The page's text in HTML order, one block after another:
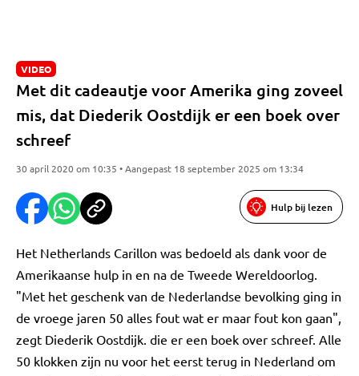
VIDEO
Met dit cadeautje voor Amerika ging zoveel
mis, dat Diederik Oostdijk er een boek over
schreef
30 april 2020 om 10:35 • Aangepast 18 september 2025 om 13:34
Hulp bij lezen
Het Netherlands Carillon was bedoeld als dank voor de
Amerikaanse hulp in en na de Tweede Wereldoorlog.
"Met het geschenk van de Nederlandse bevolking ging in
de vroege jaren 50 alles fout wat er maar fout kon gaan",
zegt Diederik Oostdijk. die er een boek over schreef. Alle
50 klokken zijn nu voor het eerst terug in Nederland om